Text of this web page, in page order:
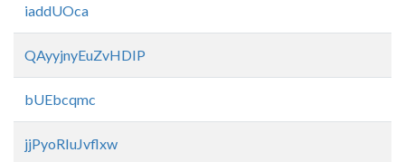
iaddUOca
QAyyjnyEuZvHDIP
bUEbcqmc
jjPyoRIuJvflxw